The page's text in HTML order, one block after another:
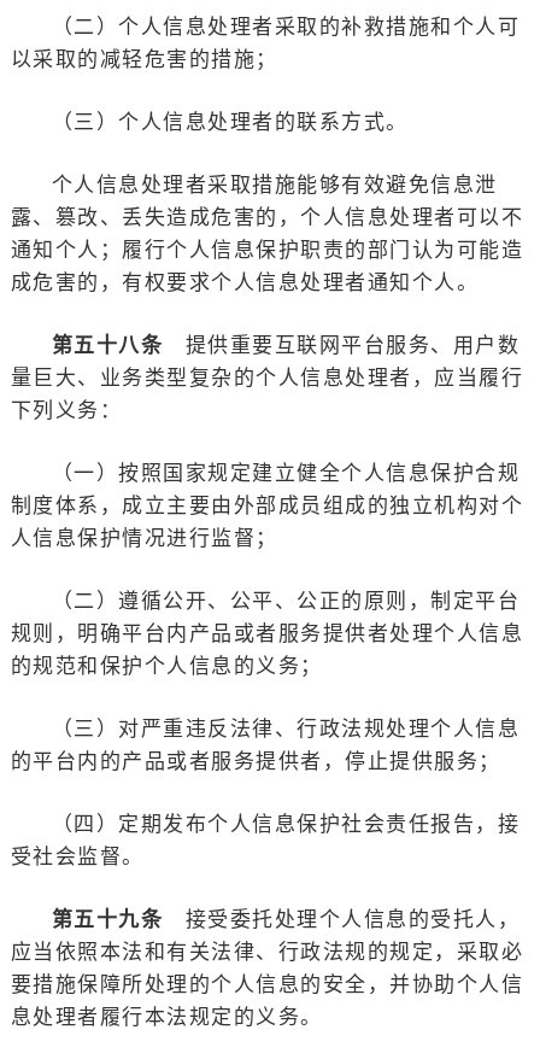
（二）个人信息处理者采取的补救措施和个人可
以采取的减轻危害的措施；
（三）个人信息处理者的联系方式。
个人信息处理者采取措施能够有效避免信息泄
露、篡改、丢失造成危害的，个人信息处理者可以不
通知个人；履行个人信息保护职责的部门认为可能造
成危害的，有权要求个人信息处理者通知个人。
第五十八条 提供重要互联网平台服务、用户数
量巨大、业务类型复杂的个人信息处理者，应当履行
下列义务：
（一）按照国家规定建立健全个人信息保护合规
制度体系，成立主要由外部成员组成的独立机构对个
人信息保护情况进行监督；
（二）遵循公开、公平、公正的原则，制定平台
规则，明确平台内产品或者服务提供者处理个人信息
的规范和保护个人信息的义务；
（三）对严重违反法律、行政法规处理个人信息
的平台内的产品或者服务提供者，停止提供服务；
（四）定期发布个人信息保护社会责任报告，接
受社会监督。
第五十九条 接受委托处理个人信息的受托人，
应当依照本法和有关法律、行政法规的规定，采取必
要措施保障所处理的个人信息的安全，并协助个人信
息处理者履行本法规定的义务。